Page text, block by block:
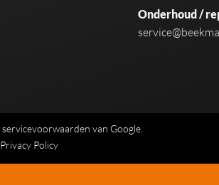
Onderhoud /
servicevoorwaarden van Google.
Privacy Policy